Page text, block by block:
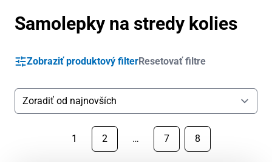
Samolepky na stredy kolies
Zobraziť produktový filterResetovať filtre
1 2 … 7 8